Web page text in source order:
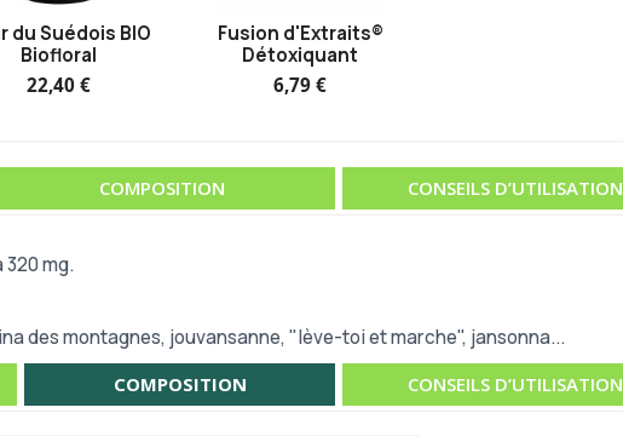
du Suédois BIO
Biofloral
22,40 €
Fusion d'Extraits®
Détoxiquant
6,79 €
COMPOSITION CONSEILS D’UTILISATION
mg.
des montagnes, jouvansanne, "lève-toi et marche", jansonna...
COMPOSITION CONSEILS D’UTILISATION